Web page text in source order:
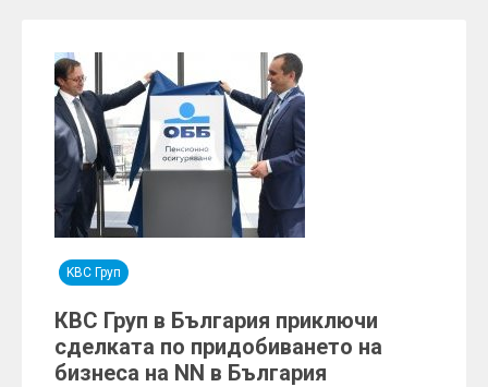
KBC Груп
КВС Груп в България приключи
сделката по придобиването на
бизнеса на NN в България